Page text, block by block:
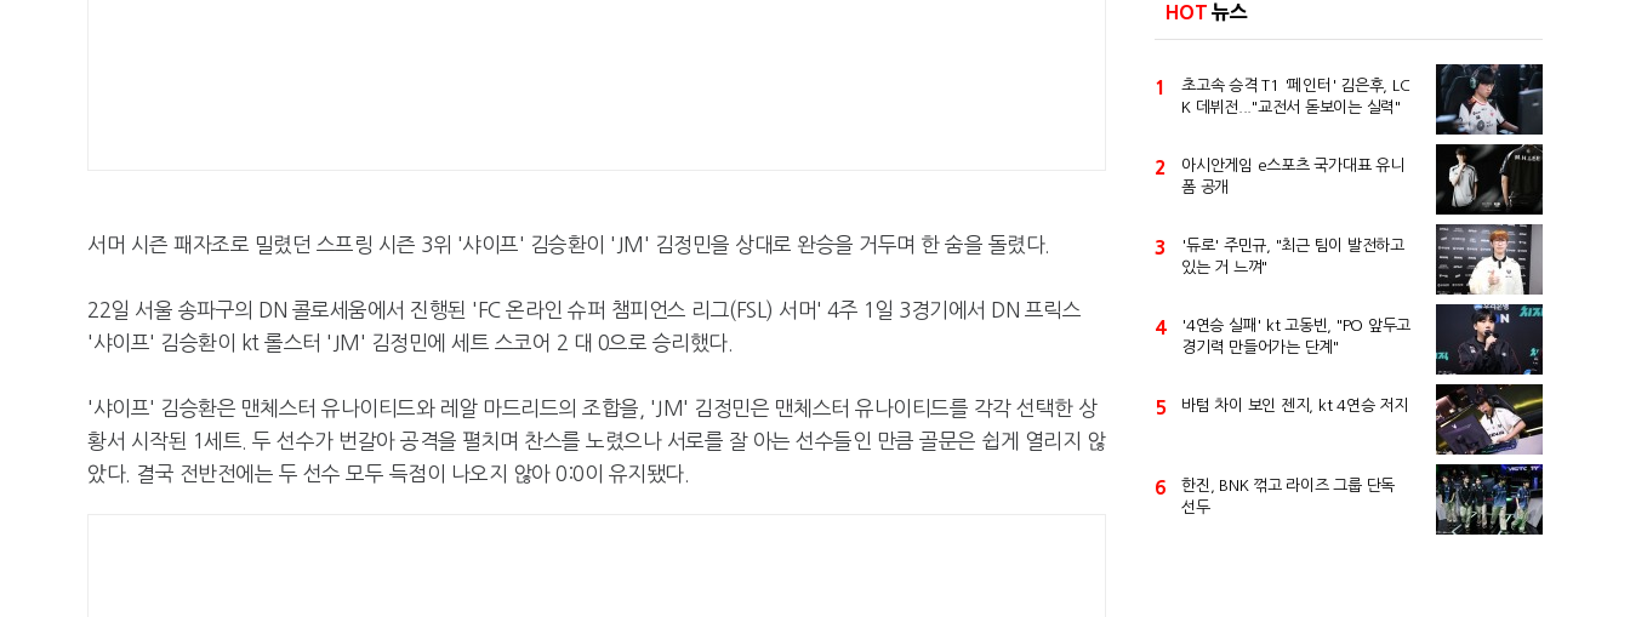
서머 시즌 패자조로 밀렸던 스프링 시즌 3위 '샤이프' 김승환이 'JM' 김정민을 상대로 완승을 거두며 한 숨을 돌렸다.
22일 서울 송파구의 DN 콜로세움에서 진행된 'FC 온라인 슈퍼 챔피언스 리그(FSL) 서머' 4주 1일 3경기에서 DN 프릭스
'샤이프' 김승환이 kt 롤스터 'JM' 김정민에 세트 스코어 2 대 0으로 승리했다.
'샤이프' 김승환은 맨체스터 유나이티드와 레알 마드리드의 조합을, 'JM' 김정민은 맨체스터 유나이티드를 각각 선택한 상
황서 시작된 1세트. 두 선수가 번갈아 공격을 펼치며 찬스를 노렸으나 서로를 잘 아는 선수들인 만큼 골문은 쉽게 열리지 않
았다. 결국 전반전에는 두 선수 모두 득점이 나오지 않아 0:0이 유지됐다.
HOT 뉴스
1
초고속 승격 T1 '페인터' 김은후, LC
K 데뷔전..."교전서 돋보이는 실력"
2
아시안게임 e스포츠 국가대표 유니
폼 공개
3
'듀로' 주민규, "최근 팀이 발전하고
있는 거 느껴"
4
'4연승 실패' kt 고동빈, "PO 앞두고
경기력 만들어가는 단계"
5 바텀 차이 보인 젠지, kt 4연승 저지
6
한진, BNK 꺾고 라이즈 그룹 단독
선두